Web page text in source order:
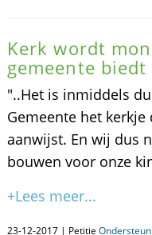
Kerk wordt
gemeente
"..Het is inmiddels
Gemeente het
aanwijst. En wij dus
bouwen voor onze
+Lees meer...
23-12-2017 | Petitie